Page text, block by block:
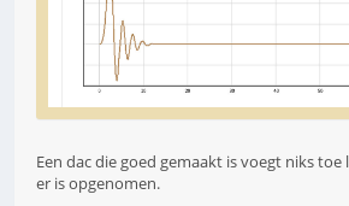
Een dac die goed gemaakt is voegt niks
er is opgenomen.